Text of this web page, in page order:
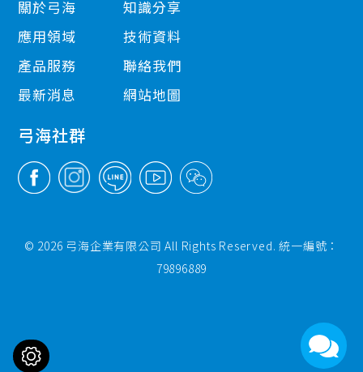
關於弓海
應用領域
產品服務
最新消息
知識分享
技術資料
聯絡我們
網站地圖
弓海社群
© 2026 弓海企業有限公司 All Rights Reserved. 統一編號：
79896889